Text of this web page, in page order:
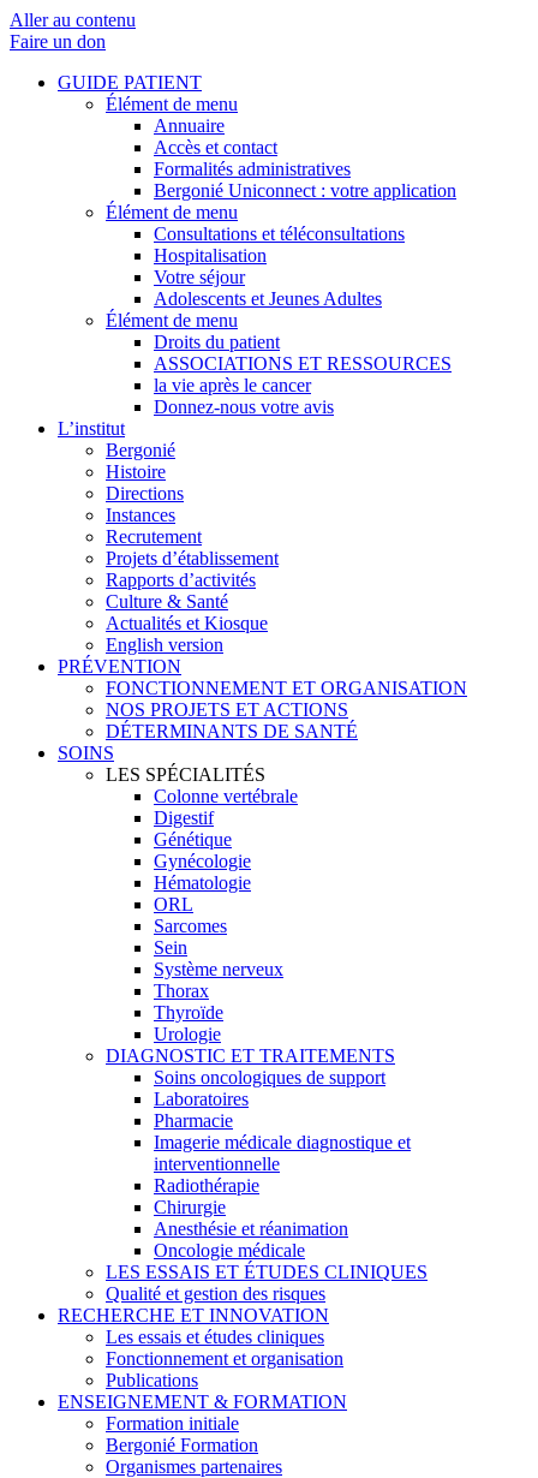
Aller au contenu
Faire un don
GUIDE PATIENT
Élément de menu
Annuaire
Accès et contact
Formalités administratives
Bergonié Uniconnect : votre application
Élément de menu
Consultations et téléconsultations
Hospitalisation
Votre séjour
Adolescents et Jeunes Adultes
Élément de menu
Droits du patient
ASSOCIATIONS ET RESSOURCES
la vie après le cancer
Donnez-nous votre avis
L’institut
Bergonié
Histoire
Directions
Instances
Recrutement
Projets d’établissement
Rapports d’activités
Culture & Santé
Actualités et Kiosque
English version
PRÉVENTION
FONCTIONNEMENT ET ORGANISATION
NOS PROJETS ET ACTIONS
DÉTERMINANTS DE SANTÉ
SOINS
LES SPÉCIALITÉS
Colonne vertébrale
Digestif
Génétique
Gynécologie
Hématologie
ORL
Sarcomes
Sein
Système nerveux
Thorax
Thyroïde
Urologie
DIAGNOSTIC ET TRAITEMENTS
Soins oncologiques de support
Laboratoires
Pharmacie
Imagerie médicale diagnostique et
interventionnelle
Radiothérapie
Chirurgie
Anesthésie et réanimation
Oncologie médicale
LES ESSAIS ET ÉTUDES CLINIQUES
Qualité et gestion des risques
RECHERCHE ET INNOVATION
Les essais et études cliniques
Fonctionnement et organisation
Publications
ENSEIGNEMENT & FORMATION
Formation initiale
Bergonié Formation
Organismes partenaires